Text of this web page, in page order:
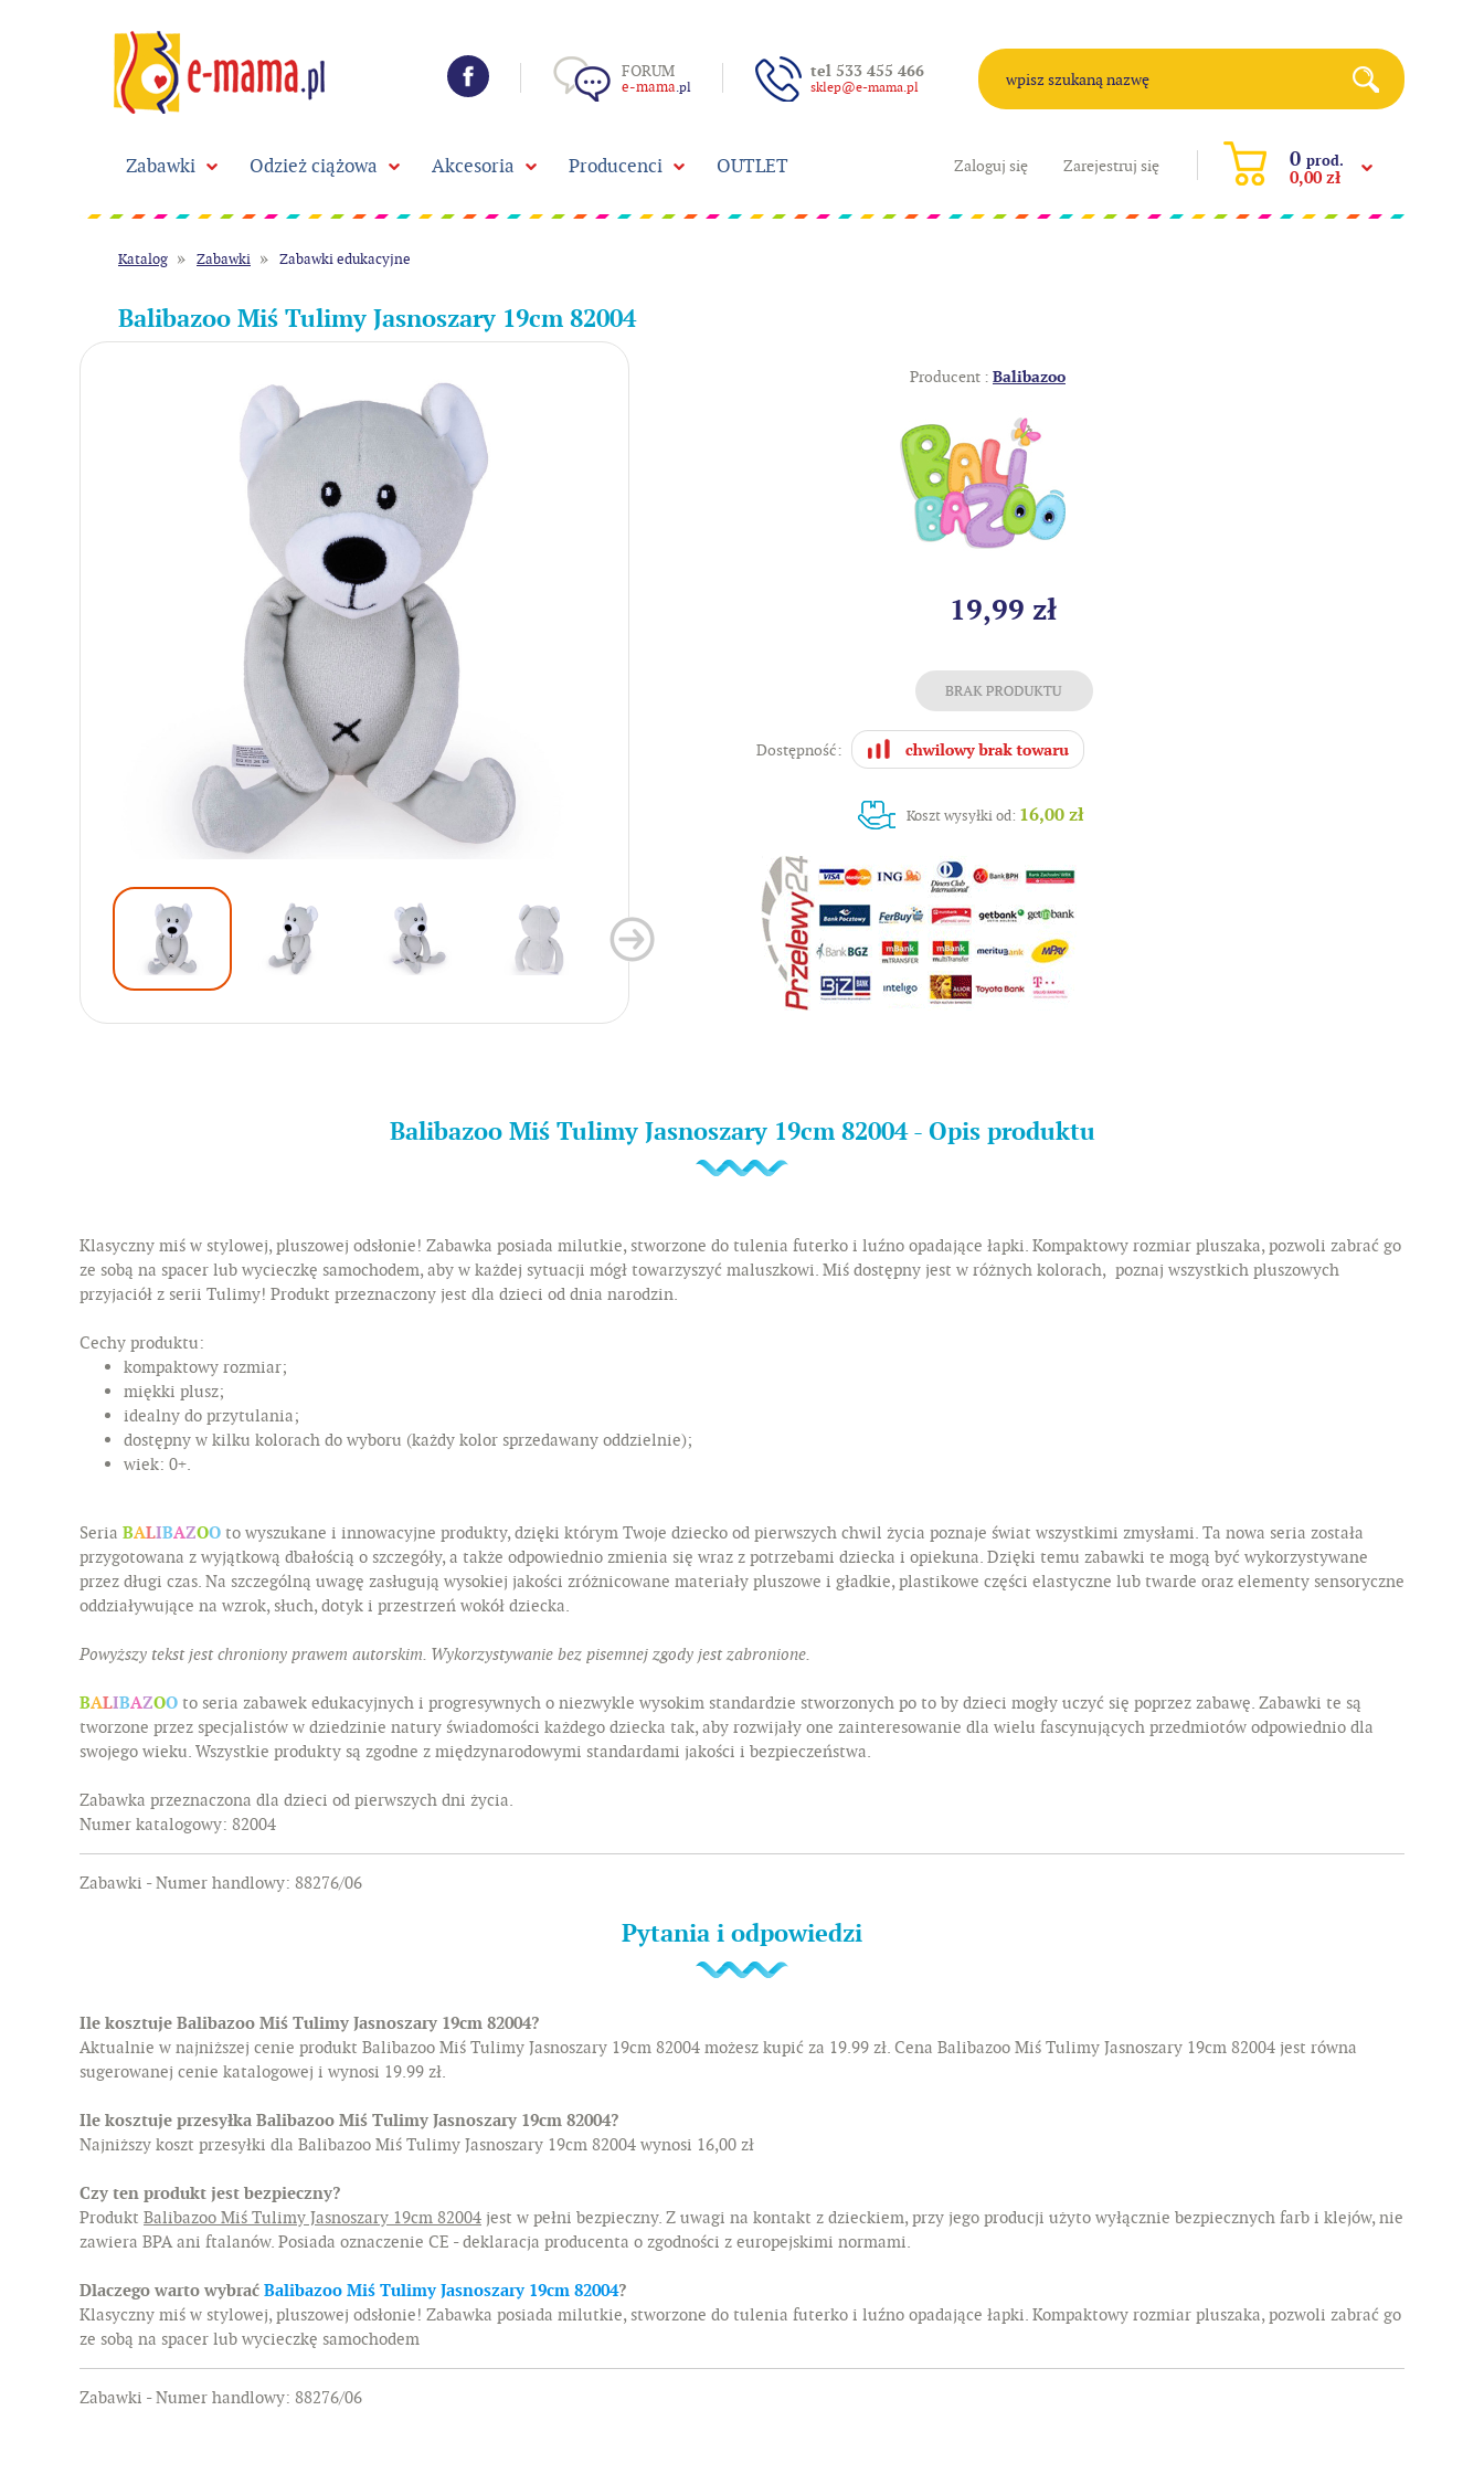
FORUM
e-mama.pl
tel 533 455 466
sklep@e-mama.pl
Zaloguj się Zarejestruj się 0 prod.
0,00 zł
Zabawki Odzież ciążowa Akcesoria Producenci OUTLET
Katalog Zabawki Zabawki edukacyjne
Balibazoo Miś Tulimy Jasnoszary 19cm 82004
Producent : Balibazoo
19,99 zł
Dostępność:
Koszt wysyłki od: 16,00 zł
Balibazoo Miś Tulimy Jasnoszary 19cm 82004 - Opis produktu
Klasyczny miś w stylowej, pluszowej odsłonie! Zabawka posiada milutkie, stworzone do tulenia futerko i luźno opadające łapki. Kompaktowy rozmiar pluszaka, pozwoli zabrać go
ze sobą na spacer lub wycieczkę samochodem, aby w każdej sytuacji mógł towarzyszyć maluszkowi. Miś dostępny jest w różnych kolorach, poznaj wszystkich pluszowych
przyjaciół z serii Tulimy! Produkt przeznaczony jest dla dzieci od dnia narodzin.
Cechy produktu:
kompaktowy rozmiar;
miękki plusz;
idealny do przytulania;
dostępny w kilku kolorach do wyboru (każdy kolor sprzedawany oddzielnie);
wiek: 0+.
Seria BALIBAZOO to wyszukane i innowacyjne produkty, dzięki którym Twoje dziecko od pierwszych chwil życia poznaje świat wszystkimi zmysłami. Ta nowa seria została
przygotowana z wyjątkową dbałością o szczegóły, a także odpowiednio zmienia się wraz z potrzebami dziecka i opiekuna. Dzięki temu zabawki te mogą być wykorzystywane
przez długi czas. Na szczególną uwagę zasługują wysokiej jakości zróżnicowane materiały pluszowe i gładkie, plastikowe części elastyczne lub twarde oraz elementy sensoryczne
oddziaływujące na wzrok, słuch, dotyk i przestrzeń wokół dziecka.
Powyższy tekst jest chroniony prawem autorskim. Wykorzystywanie bez pisemnej zgody jest zabronione.
BALIBAZOO to seria zabawek edukacyjnych i progresywnych o niezwykle wysokim standardzie stworzonych po to by dzieci mogły uczyć się poprzez zabawę. Zabawki te są
tworzone przez specjalistów w dziedzinie natury świadomości każdego dziecka tak, aby rozwijały one zainteresowanie dla wielu fascynujących przedmiotów odpowiednio dla
swojego wieku. Wszystkie produkty są zgodne z międzynarodowymi standardami jakości i bezpieczeństwa.
Zabawka przeznaczona dla dzieci od pierwszych dni życia.
Numer katalogowy: 82004
Zabawki - Numer handlowy: 88276/06
Pytania i odpowiedzi
Ile kosztuje Balibazoo Miś Tulimy Jasnoszary 19cm 82004?
Aktualnie w najniższej cenie produkt Balibazoo Miś Tulimy Jasnoszary 19cm 82004 możesz kupić za 19.99 zł. Cena Balibazoo Miś Tulimy Jasnoszary 19cm 82004 jest równa
sugerowanej cenie katalogowej i wynosi 19.99 zł.
Ile kosztuje przesyłka Balibazoo Miś Tulimy Jasnoszary 19cm 82004?
Najniższy koszt przesyłki dla Balibazoo Miś Tulimy Jasnoszary 19cm 82004 wynosi 16,00 zł
Czy ten produkt jest bezpieczny?
Produkt Balibazoo Miś Tulimy Jasnoszary 19cm 82004 jest w pełni bezpieczny. Z uwagi na kontakt z dzieckiem, przy jego producji użyto wyłącznie bezpiecznych farb i klejów, nie
zawiera BPA ani ftalanów. Posiada oznaczenie CE - deklaracja producenta o zgodności z europejskimi normami.
Dlaczego warto wybrać Balibazoo Miś Tulimy Jasnoszary 19cm 82004?
Klasyczny miś w stylowej, pluszowej odsłonie! Zabawka posiada milutkie, stworzone do tulenia futerko i luźno opadające łapki. Kompaktowy rozmiar pluszaka, pozwoli zabrać go
ze sobą na spacer lub wycieczkę samochodem
Zabawki - Numer handlowy: 88276/06